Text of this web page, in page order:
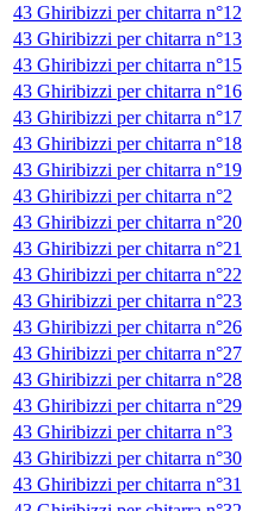
43 Ghiribizzi per chitarra n°12
43 Ghiribizzi per chitarra n°13
43 Ghiribizzi per chitarra n°15
43 Ghiribizzi per chitarra n°16
43 Ghiribizzi per chitarra n°17
43 Ghiribizzi per chitarra n°18
43 Ghiribizzi per chitarra n°19
43 Ghiribizzi per chitarra n°2
43 Ghiribizzi per chitarra n°20
43 Ghiribizzi per chitarra n°21
43 Ghiribizzi per chitarra n°22
43 Ghiribizzi per chitarra n°23
43 Ghiribizzi per chitarra n°26
43 Ghiribizzi per chitarra n°27
43 Ghiribizzi per chitarra n°28
43 Ghiribizzi per chitarra n°29
43 Ghiribizzi per chitarra n°3
43 Ghiribizzi per chitarra n°30
43 Ghiribizzi per chitarra n°31